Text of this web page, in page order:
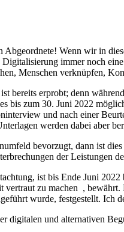
Wenn wir in
immer noch
Menschen verknüpfen,
bereits erprobt; denn
bis zum 30. Juni 2022
und nach einer
werden dabei aber
bevorzugt, dann ist
der Leistungen
ist bis Ende Juni
vertraut zu machen ,
wurde, festgestellt. Ich
digitalen und alternativen